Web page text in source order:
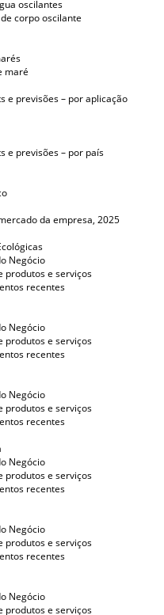
oscilantes
corpo oscilante
maré
e previsões – por aplicação
e previsões – por país
da empresa, 2025
Negócio
produtos e serviços
recentes
Negócio
produtos e serviços
recentes
Negócio
produtos e serviços
recentes
Negócio
produtos e serviços
recentes
Negócio
produtos e serviços
recentes
Negócio
produtos e serviços